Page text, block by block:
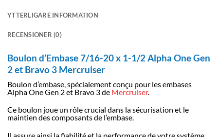
YTTERLIGARE INFORMATION
RECENSIONER (0)
Boulon d’Embase 7/16-20 x 1-1/2 Alpha One Gen
2 et Bravo 3 Mercruiser
Boulon d’embase, spécialement conçu pour les embases
Alpha One Gen 2 et Bravo 3 de Mercruiser.
Ce boulon joue un rôle crucial dans la sécurisation et le
maintien des composants de l’embase.